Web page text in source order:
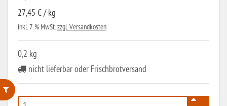
27,45 € / kg
inkl. 7 % MwSt.zzgl. Versandkosten
0,2 kg
nicht lieferbar oder Frischbrotversand